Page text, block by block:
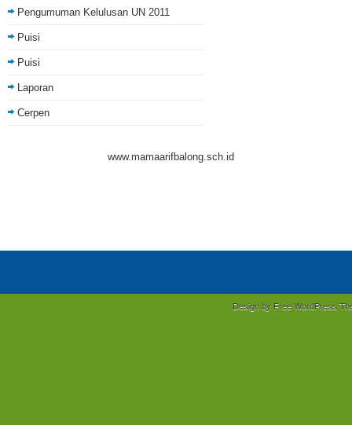
Pengumuman Kelulusan UN 2011
Puisi
Puisi
Laporan
Cerpen
www.mamaarifbalong.sch.id
Design by FreeWordPress